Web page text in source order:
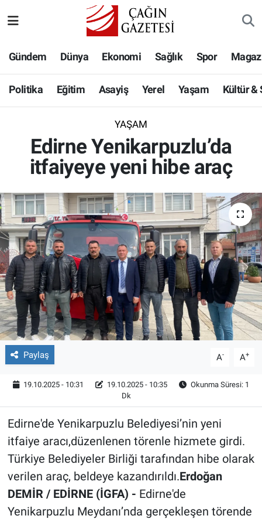
Gündem Dünya Ekonomi Sağlık Spor
Politika Eğitim Asayiş Yerel Yaşam Kültür &
YAŞAM
Edirne Yenikarpuzlu’da
itfaiyeye yeni hibe araç
Paylaş A- A+
19.10.2025 - 10:31 19.10.2025 - 10:35
Okunma Süresi: 1
Dk
Edirne'de Yenikarpuzlu Belediyesi’nin yeni
itfaiye aracı,düzenlenen törenle hizmete girdi.
Türkiye Belediyeler Birliği tarafından hibe olarak
verilen araç, beldeye kazandırıldı.Erdoğan
DEMİR / EDİRNE (İGFA) - Edirne'de
Yenikarpuzlu Meydanı’nda gerçekleşen törende
Eğitim
Asayiş
Yaşam
Kültür & Sanat
Bilim-Teknoloji
Köşe Yazıları
Röportaj
Video Galeri
Hava Durumu
Namaz Vakitleri
Süper Lig Puan Durumu ve Fikstür
Tüm Manşetler
Son Dakika Haberleri
Haber Arşivi